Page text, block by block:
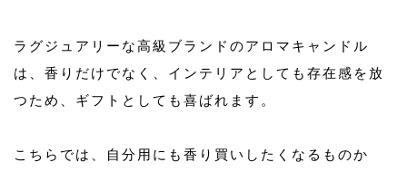
ラグジュアリーな高級ブランドのアロマキャンドル
は、香りだけでなく、インテリアとしても存在感を放
つため、ギフトとしても喜ばれます。
こちらでは、自分用にも香り買いしたくなるものか